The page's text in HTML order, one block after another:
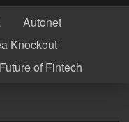
Autonet
Knockout
Future of Fintech